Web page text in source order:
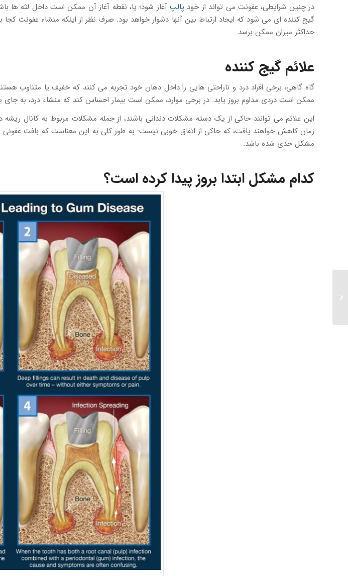
در چنین شرایطی، عفونت می تواند از خود پالپ آغاز شود؛ یا، نقطه آغاز آن ممکن است داخل لثه ها
گیج کننده ای می شود که ایجاد ارتباط بین آنها دشوار خواهد بود. صرف نظر از اینکه منشاء عفونت
حداکثر میزان ممکن برسد.
علائم گیج کننده
گاه گاهی، برخی افراد درد و ناراحتی هایی را داخل دهان خود تجربه می کنند که خفیف یا متناوب
ممکن است دردی مداوم بروز یابد. در برخی موارد، ممکن است بیمار احساس کند که منشاء درد، به
این علائم می توانند حاکی از یک دسته مشکلات دندانی باشند، از جمله مشکلات مربوط به کانال ریشه
زمان کاهش خواهند یافت، که حاکی از اتفاق خوبی نیست: به طور کلی به این معناست که بافت
مشکل جدی شده باشد.
کدام مشکل ابتدا بروز پیدا کرده است؟